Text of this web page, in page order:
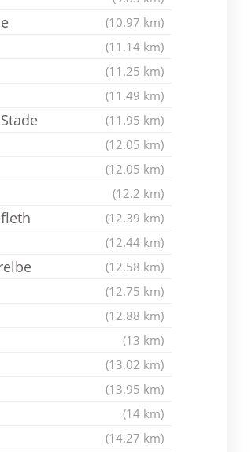
(10.97 km)
(11.14 km)
(11.25 km)
(11.49 km)
(11.95 km)
(12.05 km)
(12.05 km)
(12.2 km)
(12.39 km)
(12.44 km)
(12.58 km)
(12.75 km)
(12.88 km)
(13 km)
(13.02 km)
(13.95 km)
(14 km)
(14.27 km)